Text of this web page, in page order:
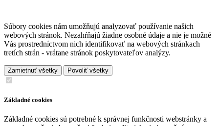
Súbory cookies nám umožňujú analyzovať používanie našich
webových stránok. Nezahŕňajú žiadne osobné údaje a nie je možné
Vás prostredníctvom nich identifikovať na webových stránkach
tretích strán - vrátane stránok poskytovateľov analýzy.
Zamietnuť všetky Povoliť všetky
Základné cookies
Základné cookies sú potrebné k správnej funkčnosti webstránky a